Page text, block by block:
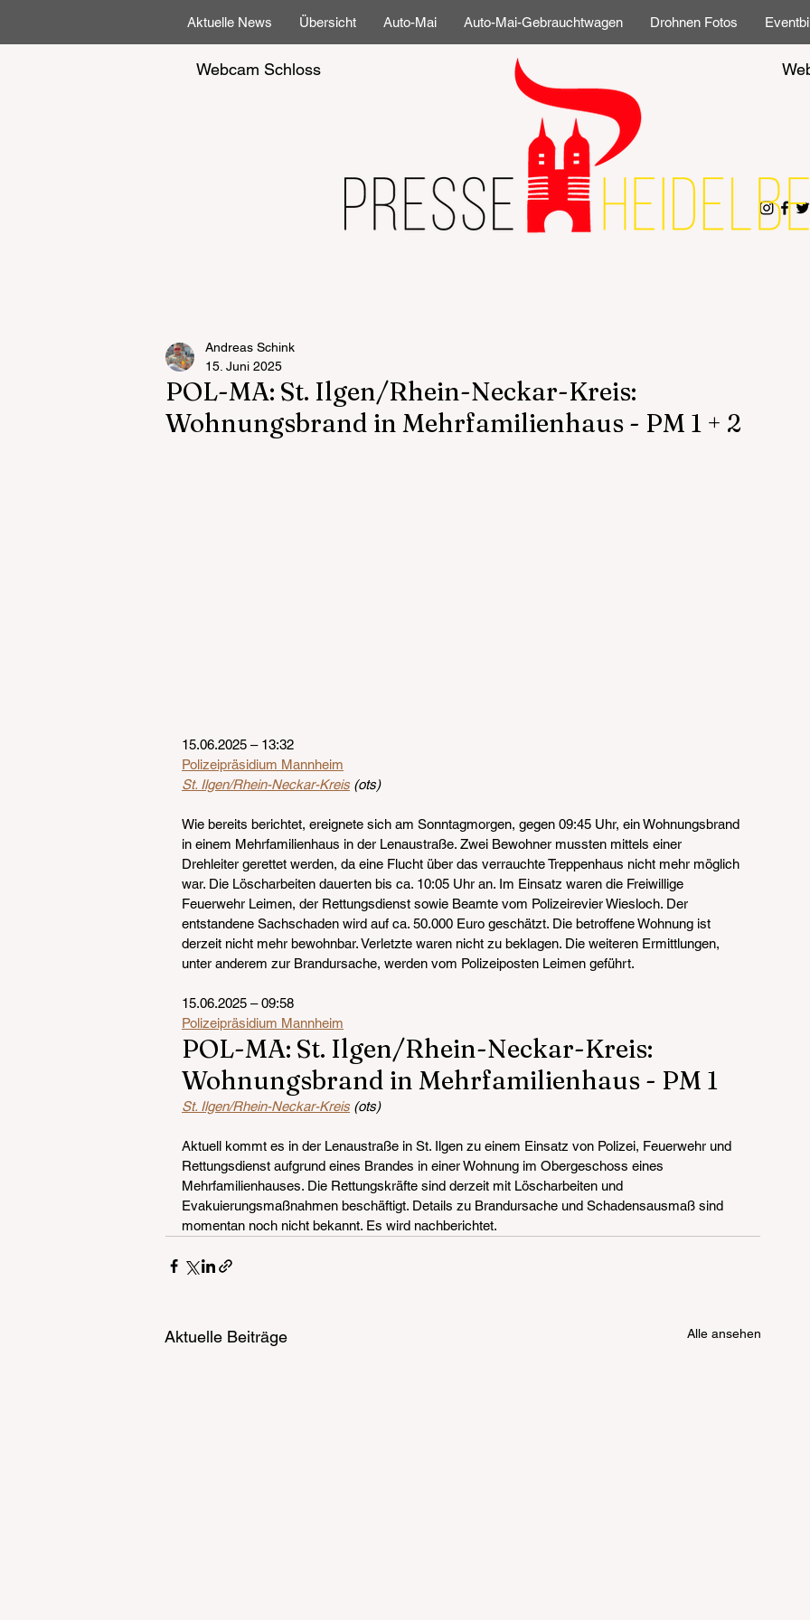
Aktuelle News Übersicht Auto-Mai Auto-Mai-Gebrauchtwagen Drohnen Fotos
Webcam Schloss
POL-MA: St. Ilgen/Rhein-Neckar-Kreis:
Wohnungsbrand in Mehrfamilienhaus - PM 1 + 2
Andreas Schink
15. Juni 2025
15.06.2025 – 13:32
Polizeipräsidium Mannheim
St. Ilgen/Rhein-Neckar-Kreis (ots)
Wie bereits berichtet, ereignete sich am Sonntagmorgen, gegen 09:45 Uhr, ein Wohnungsbrand
in einem Mehrfamilienhaus in der Lenaustraße. Zwei Bewohner mussten mittels einer
Drehleiter gerettet werden, da eine Flucht über das verrauchte Treppenhaus nicht mehr möglich
war. Die Löscharbeiten dauerten bis ca. 10:05 Uhr an. Im Einsatz waren die Freiwillige
Feuerwehr Leimen, der Rettungsdienst sowie Beamte vom Polizeirevier Wiesloch. Der
entstandene Sachschaden wird auf ca. 50.000 Euro geschätzt. Die betroffene Wohnung ist
derzeit nicht mehr bewohnbar. Verletzte waren nicht zu beklagen. Die weiteren Ermittlungen,
unter anderem zur Brandursache, werden vom Polizeiposten Leimen geführt.
15.06.2025 – 09:58
Polizeipräsidium Mannheim
POL-MA: St. Ilgen/Rhein-Neckar-Kreis:
Wohnungsbrand in Mehrfamilienhaus - PM 1
St. Ilgen/Rhein-Neckar-Kreis (ots)
Aktuell kommt es in der Lenaustraße in St. Ilgen zu einem Einsatz von Polizei, Feuerwehr und
Rettungsdienst aufgrund eines Brandes in einer Wohnung im Obergeschoss eines
Mehrfamilienhauses. Die Rettungskräfte sind derzeit mit Löscharbeiten und
Evakuierungsmaßnahmen beschäftigt. Details zu Brandursache und Schadensausmaß sind
momentan noch nicht bekannt. Es wird nachberichtet.
Aktuelle Beiträge Alle ansehen